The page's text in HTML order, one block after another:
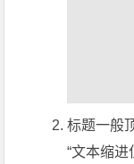
标题一般
“文本缩